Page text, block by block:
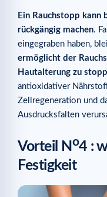
Ein Rauchstopp kann
rückgängig machen.
eingegraben haben,
ermöglicht der
Hautalterung zu
antioxidativer
Zellregeneration und
Ausdrucksfalten
Vorteil No4 :
Festigkeit